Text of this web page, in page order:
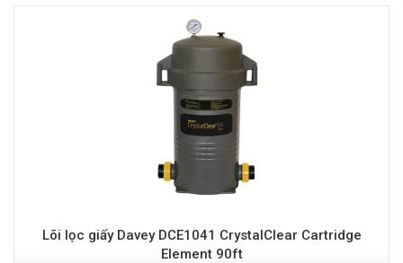
Lõi lọc giấy Davey DCE1041 CrystalClear Cartridge
Element 90ft